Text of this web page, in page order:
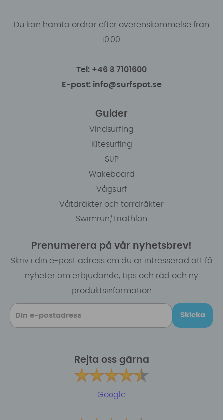
Du kan hämta ordrar efter överenskommelse från
10.00.
Tel: +46 8 7101600
E-post: info@surfspot.se
Guider
Vindsurfing
Kitesurfing
SUP
Wakeboard
Vågsurf
Våtdräkter och torrdräkter
Swimrun/Triathlon
Prenumerera på vår nyhetsbrev!
Skriv i din e-post adress om du är intresserad att få
nyheter om erbjudande, tips och råd och ny
produktsinformation
Skicka
Rejta oss gärna
Google